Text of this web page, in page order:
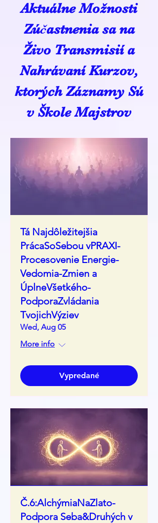
Aktuálne Možnosti
Zúčastnenia sa na
Živo Transmisií a
Nahrávaní Kurzov,
ktorých Záznamy Sú
v Škole Majstrov
Tá Najdôležitejšia
PrácaSoSebou vPRAXI-
Procesovenie Energie-
Vedomia-Zmien a
ÚplneVšetkého-
PodporaZvládania
TvojichVýziev
Wed, Aug 05
More info
Vypredané
Č.6:AlchýmiaNaZlato-
Podpora Seba&Druhých v